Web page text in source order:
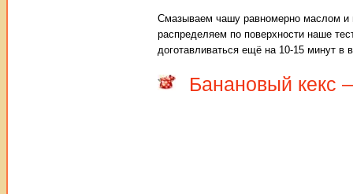
Смазываем чашу равномерно маслом и
распределяем по поверхности наше
доготавливаться ещё на 10-15 минут в
Банановый кекс